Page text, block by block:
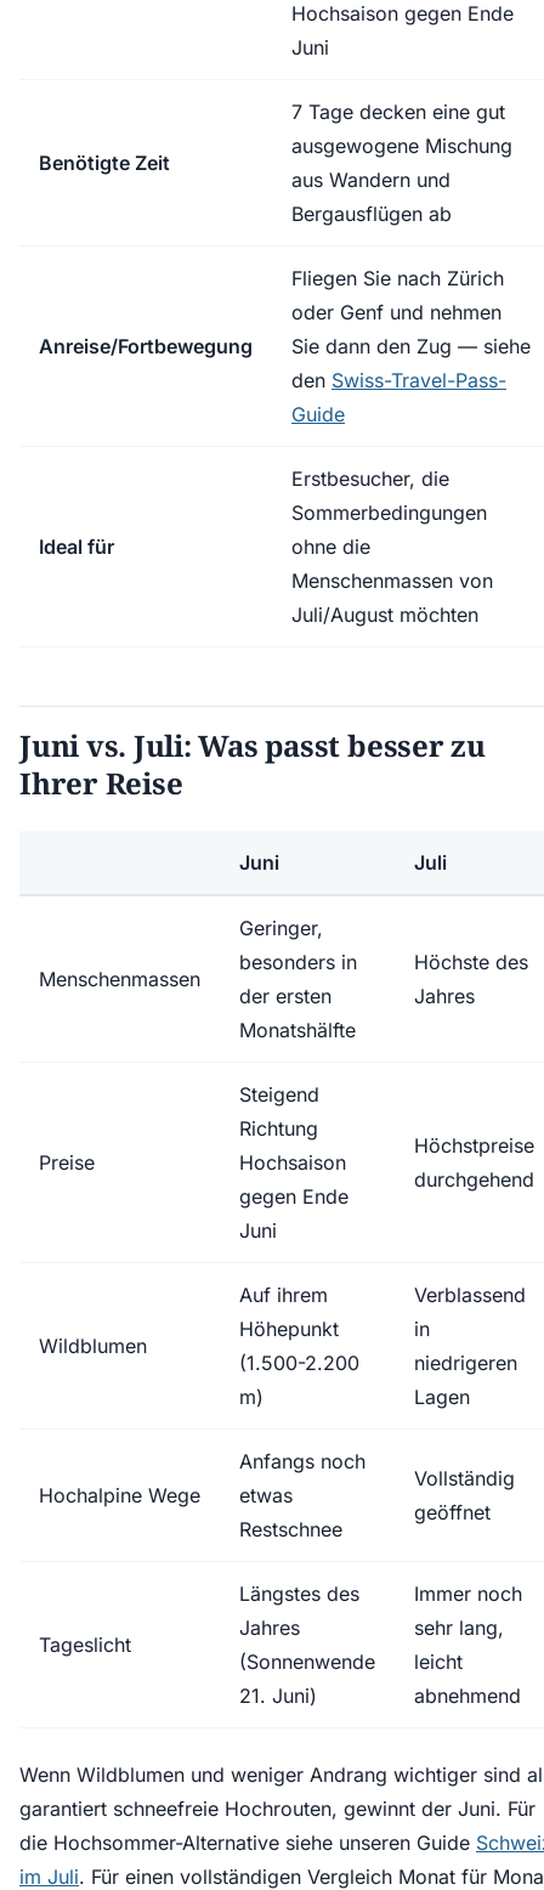
Hochsaison gegen Ende
Juni
Benötigte Zeit
7 Tage decken eine gut
ausgewogene Mischung
aus Wandern und
Bergausflügen ab
Anreise/Fortbewegung
Fliegen Sie nach Zürich
oder Genf und nehmen
Sie dann den Zug — siehe
den Swiss-Travel-Pass-
Guide
Ideal für
Erstbesucher, die
Sommerbedingungen
ohne die
Menschenmassen von
Juli/August möchten
Juni vs. Juli: Was passt besser zu
Ihrer Reise
Juni Juli
Menschenmassen
Geringer,
besonders in
der ersten
Monatshälfte
Höchste des
Jahres
Preise
Steigend
Richtung
Hochsaison
gegen Ende
Juni
Höchstpreise
durchgehend
Wildblumen
Auf ihrem
Höhepunkt
(1.500-2.200
m)
Verblassend
in
niedrigeren
Lagen
Hochalpine Wege
Anfangs noch
etwas
Restschnee
Vollständig
geöffnet
Tageslicht
Längstes des
Jahres
(Sonnenwende
21. Juni)
Immer noch
sehr lang,
leicht
abnehmend
Wenn Wildblumen und weniger Andrang wichtiger sind
garantiert schneefreie Hochrouten, gewinnt der Juni. Für
die Hochsommer-Alternative siehe unseren Guide
im Juli. Für einen vollständigen Vergleich Monat für